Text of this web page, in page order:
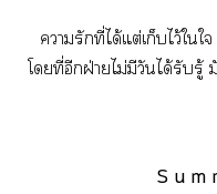
ารักที่ได้แต่เก็บไว้ใใ
โที่อีกฝ่ายไม่มีวันได้รับรู้
S u